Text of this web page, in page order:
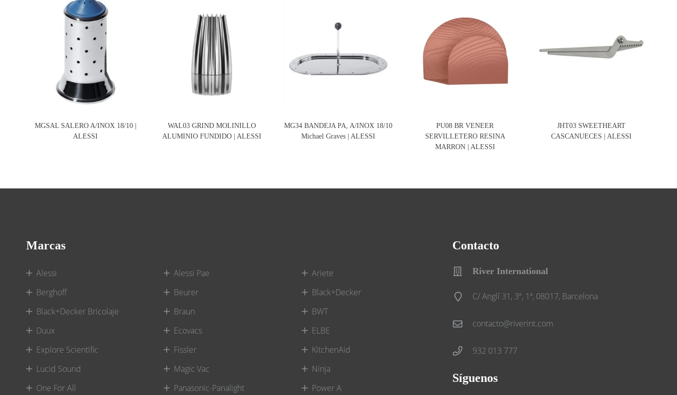
MGSAL SALERO A/INOX 18/10 |
ALESSI
WAL03 GRIND MOLINILLO
ALUMINIO FUNDIDO | ALESSI
MG34 BANDEJA PA, A/INOX 18/10
Michael Graves | ALESSI
PU08 BR VENEER
SERVILLETERO RESINA
MARRON | ALESSI
JHT03 SWEETHEART
CASCANUECES | ALESSI
Marcas
Alessi Alessi Pae
Ariete
Berghoff
Beurer
Black+Decker
Black+Decker Bricolaje
Braun
BWT
Duux
Ecovacs
ELBE
Explore Scientific
Fissler
KitchenAid
Lucid Sound
Magic Vac
Ninja
One For All
Panasonic-Panalight Power A
Contacto
River International
C/ Anglí 31, 3º, 1ª, 08017, Barcelona
contacto@riverint.com
932 013 777
Síguenos